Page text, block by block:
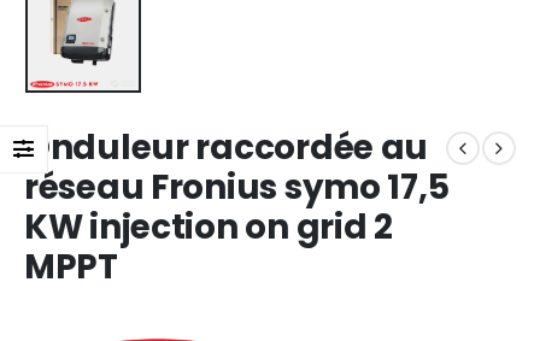
Onduleur raccordée au
réseau Fronius symo 17,5
KW injection on grid 2
MPPT